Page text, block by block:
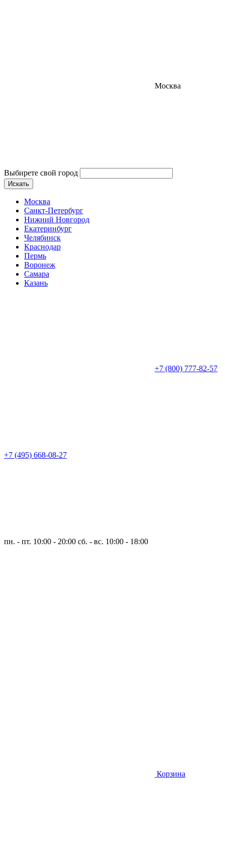
Москва
Выбирете свой город
Искать
Москва
Санкт-Петербург
Нижний Новгород
Екатеринбург
Челябинск
Краснодар
Пермь
Воронеж
Самара
Казань
+7 (800) 777-82-57
+7 (495) 668-08-27
пн. - пт. 10:00 - 20:00 сб. - вс. 10:00 - 18:00
Корзина